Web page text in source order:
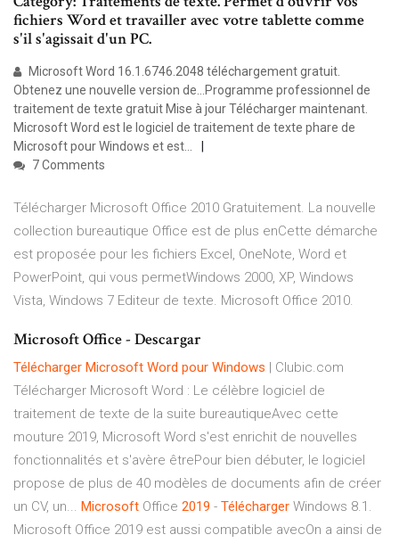
fichiers Word et travailler avec votre tablette comme
s'il s'agissait d'un PC.
Microsoft Word 16.1.6746.2048 téléchargement gratuit.
Obtenez une nouvelle version de...Programme professionnel de
traitement de texte gratuit Mise à jour Télécharger maintenant.
Microsoft Word est le logiciel de traitement de texte phare de
Microsoft pour Windows et est...
7 Comments
Télécharger Microsoft Office 2010 Gratuitement. La nouvelle
collection bureautique Office est de plus enCette démarche
est proposée pour les fichiers Excel, OneNote, Word et
PowerPoint, qui vous permetWindows 2000, XP, Windows
Vista, Windows 7 Editeur de texte. Microsoft Office 2010.
Microsoft Office - Descargar
Télécharger Microsoft Word pour Windows | Clubic.com
Télécharger Microsoft Word : Le célèbre logiciel de
traitement de texte de la suite bureautiqueAvec cette
mouture 2019, Microsoft Word s'est enrichit de nouvelles
fonctionnalités et s'avère êtrePour bien débuter, le logiciel
propose de plus de 40 modèles de documents afin de créer
un CV, un... Microsoft Office 2019 - Télécharger Windows 8.1.
Microsoft Office 2019 est aussi compatible avecOn a ainsi de